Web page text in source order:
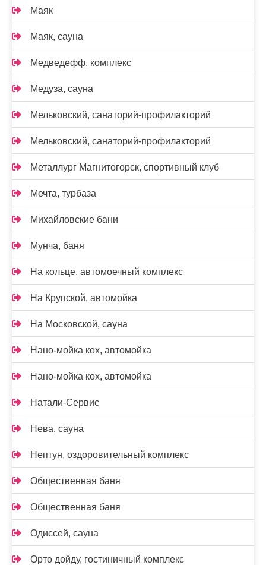
Маяк
Маяк, сауна
Медведефф, комплекс
Медуза, сауна
Мельковский, санаторий-профилакторий
Мельковский, санаторий-профилакторий
Металлург Магнитогорск, спортивный клуб
Мечта, турбаза
Михайловские бани
Мунча, баня
На кольце, автомоечный комплекс
На Крупской, автомойка
На Московской, сауна
Нано-мойка кох, автомойка
Нано-мойка кох, автомойка
Натали-Сервис
Нева, сауна
Нептун, оздоровительный комплекс
Общественная баня
Общественная баня
Одиссей, сауна
Орто дойду, гостиничный комплекс